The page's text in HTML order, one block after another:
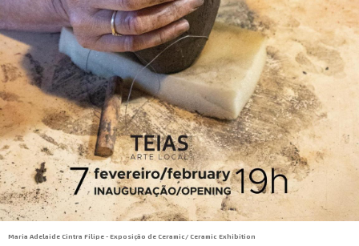
Maria Adelaide Cintra Filipe - Exposição de Ceramic/ Ceramic Exhibition